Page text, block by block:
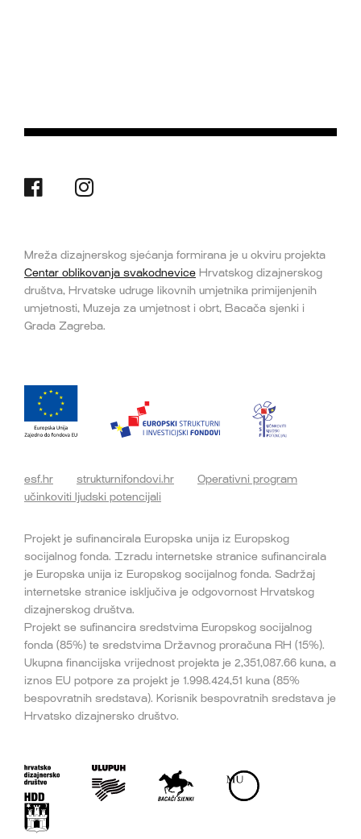
Mreža dizajnerskog sjećanja formirana je u okviru projekta
Centar oblikovanja svakodnevice Hrvatskog dizajnerskog
društva, Hrvatske udruge likovnih umjetnika primijenjenih
umjetnosti, Muzeja za umjetnost i obrt, Bacača sjenki i
Grada Zagreba.
esf.hr strukturnifondovi.hr
Operativni program
učinkoviti ljudski potencijali
Projekt je sufinancirala Europska unija iz Europskog
socijalnog fonda. Izradu internetske stranice sufinancirala
je Europska unija iz Europskog socijalnog fonda. Sadržaj
internetske stranice isključiva je odgovornost Hrvatskog
dizajnerskog društva.
Projekt se sufinancira sredstvima Europskog socijalnog
fonda (85%) te sredstvima Državnog proračuna RH (15%).
Ukupna financijska vrijednost projekta je 2,351,087.66 kuna, a
iznos EU potpore za projekt je 1.998.424,51 kuna (85%
bespovratnih sredstava). Korisnik bespovratnih sredstava je
Hrvatsko dizajnersko društvo.